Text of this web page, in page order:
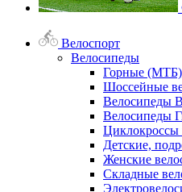
Велоспорт
Велосипеды
Горные (МТБ)
Шоссейные
Велосипеды
Велосипеды
Циклокроссы
Детские,
Женские
Складные